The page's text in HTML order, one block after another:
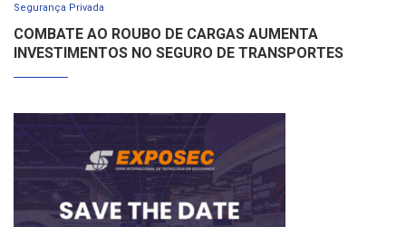
Segurança Privada
COMBATE AO ROUBO DE CARGAS AUMENTA
INVESTIMENTOS NO SEGURO DE TRANSPORTES